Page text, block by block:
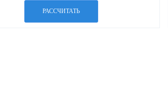
РАССЧИТАТЬ